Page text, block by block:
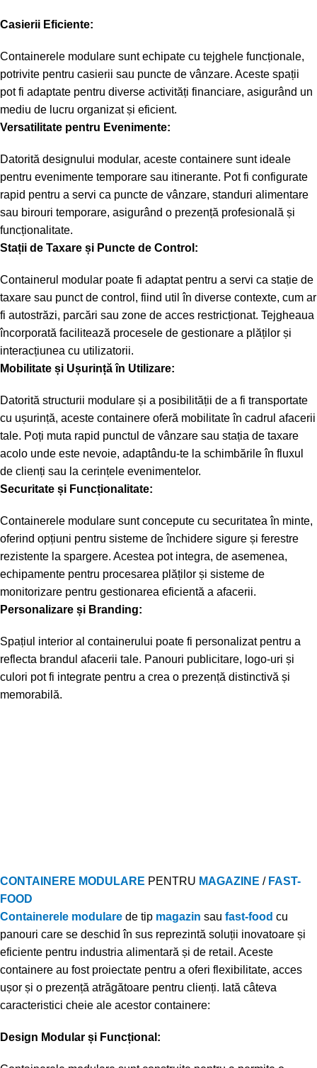
Casierii Eficiente:
Containerele modulare sunt echipate cu tejghele funcționale,
potrivite pentru casierii sau puncte de vânzare. Aceste spații
pot fi adaptate pentru diverse activități financiare, asigurând un
mediu de lucru organizat și eficient.
Versatilitate pentru Evenimente:
Datorită designului modular, aceste containere sunt ideale
pentru evenimente temporare sau itinerante. Pot fi configurate
rapid pentru a servi ca puncte de vânzare, standuri alimentare
sau birouri temporare, asigurând o prezență profesională și
funcționalitate.
Stații de Taxare și Puncte de Control:
Containerul modular poate fi adaptat pentru a servi ca stație de
taxare sau punct de control, fiind util în diverse contexte, cum ar
fi autostrăzi, parcări sau zone de acces restricționat. Tejgheaua
încorporată facilitează procesele de gestionare a plăților și
interacțiunea cu utilizatorii.
Mobilitate și Ușurință în Utilizare:
Datorită structurii modulare și a posibilității de a fi transportate
cu ușurință, aceste containere oferă mobilitate în cadrul afacerii
tale. Poți muta rapid punctul de vânzare sau stația de taxare
acolo unde este nevoie, adaptându-te la schimbările în fluxul
de clienți sau la cerințele evenimentelor.
Securitate și Funcționalitate:
Containerele modulare sunt concepute cu securitatea în minte,
oferind opțiuni pentru sisteme de închidere sigure și ferestre
rezistente la spargere. Acestea pot integra, de asemenea,
echipamente pentru procesarea plăților și sisteme de
monitorizare pentru gestionarea eficientă a afacerii.
Personalizare și Branding:
Spațiul interior al containerului poate fi personalizat pentru a
reflecta brandul afacerii tale. Panouri publicitare, logo-uri și
culori pot fi integrate pentru a crea o prezență distinctivă și
memorabilă.
CONTAINERE MODULARE PENTRU MAGAZINE / FAST-
FOOD
Containerele modulare de tip magazin sau fast-food cu
panouri care se deschid în sus reprezintă soluții inovatoare și
eficiente pentru industria alimentară și de retail. Aceste
containere au fost proiectate pentru a oferi flexibilitate, acces
ușor și o prezență atrăgătoare pentru clienți. Iată câteva
caracteristici cheie ale acestor containere:
Design Modular și Funcțional: